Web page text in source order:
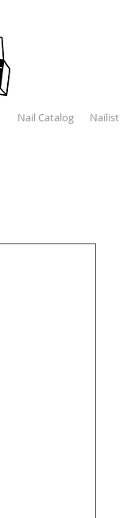
Nail Catalog Nailist